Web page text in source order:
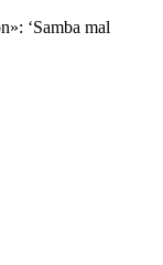
‘Samba mal